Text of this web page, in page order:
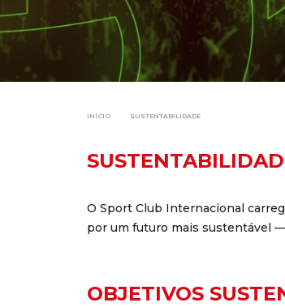
INÍCIO SUSTENTABILIDADE
O Sport Club Internacional
por um futuro mais sustentável
OBJETIVOS